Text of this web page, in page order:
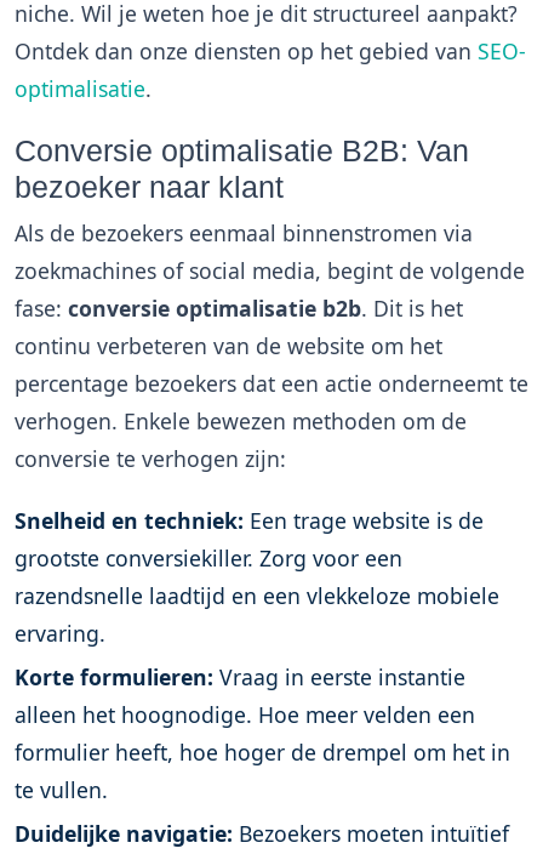
niche. Wil je weten hoe je dit structureel aanpakt?
Ontdek dan onze diensten op het gebied van SEO-
optimalisatie.
Conversie optimalisatie B2B: Van
bezoeker naar klant
Als de bezoekers eenmaal binnenstromen via
zoekmachines of social media, begint de volgende
fase: conversie optimalisatie b2b. Dit is het
continu verbeteren van de website om het
percentage bezoekers dat een actie onderneemt te
verhogen. Enkele bewezen methoden om de
conversie te verhogen zijn:
Snelheid en techniek: Een trage website is de
grootste conversiekiller. Zorg voor een
razendsnelle laadtijd en een vlekkeloze mobiele
ervaring.
Korte formulieren: Vraag in eerste instantie
alleen het hoognodige. Hoe meer velden een
formulier heeft, hoe hoger de drempel om het in
te vullen.
Duidelijke navigatie: Bezoekers moeten intuïtief